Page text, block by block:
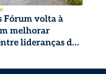
Fórum volta à
melhorar
lideranças do